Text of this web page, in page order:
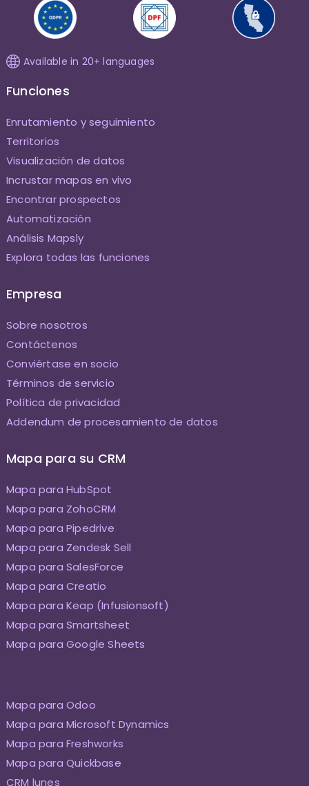
Available in 20+ languages
Funciones
Enrutamiento y seguimiento
Territorios
Visualización de datos
Incrustar mapas en vivo
Encontrar prospectos
Automatización
Análisis Mapsly
Explora todas las funciones
Empresa
Sobre nosotros
Contáctenos
Conviértase en socio
Términos de servicio
Política de privacidad
Addendum de procesamiento de datos
Mapa para su CRM
Mapa para HubSpot
Mapa para ZohoCRM
Mapa para Pipedrive
Mapa para Zendesk Sell
Mapa para SalesForce
Mapa para Creatio
Mapa para Keap (Infusionsoft)
Mapa para Smartsheet
Mapa para Google Sheets
Mapa para Odoo
Mapa para Microsoft Dynamics
Mapa para Freshworks
Mapa para Quickbase
CRM lunes